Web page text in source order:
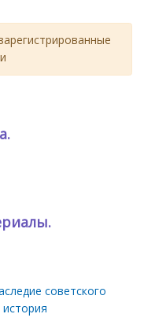
советского